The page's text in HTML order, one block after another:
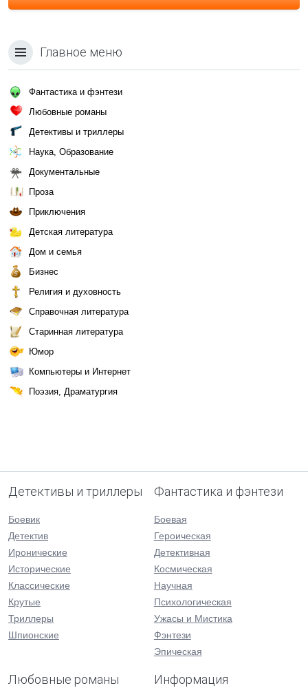
Главное меню
Фантастика и фэнтези
Любовные романы
Детективы и триллеры
Наука, Образование
Документальные
Проза
Приключения
Детская литература
Дом и семья
Бизнес
Религия и духовность
Справочная литература
Старинная литература
Юмор
Компьютеры и Интернет
Поэзия, Драматургия
Детективы и триллеры
Боевик
Детектив
Иронические
Исторические
Классические
Крутые
Триллеры
Шпионские
Фантастика и фэнтези
Боевая
Героическая
Детективная
Космическая
Научная
Психологическая
Ужасы и Мистика
Фэнтези
Эпическая
Любовные романы Информация